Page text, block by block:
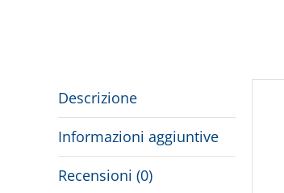
Descrizione
Informazioni aggiuntive
Recensioni (0)